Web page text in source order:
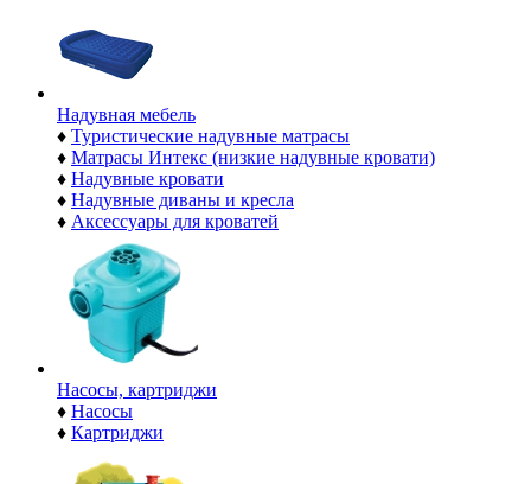
Надувная мебель
♦ Туристические надувные матрасы
♦ Матрасы Интекс (низкие надувные кровати)
♦ Надувные кровати
♦ Надувные диваны и кресла
♦ Аксессуары для кроватей
Насосы, картриджи
♦ Насосы
♦ Картриджи